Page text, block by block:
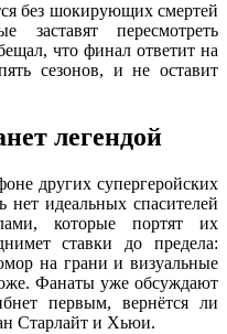
без шокирующих смертей
пересмотреть
что финал ответит на
сезонов, и не оставит
легендой
других супергеройских
нет идеальных спасителей
которые портят их
ставки до предела:
на грани и визуальные
Фанаты уже обсуждают
первым, вернётся ли
Старлайт и Хьюи.